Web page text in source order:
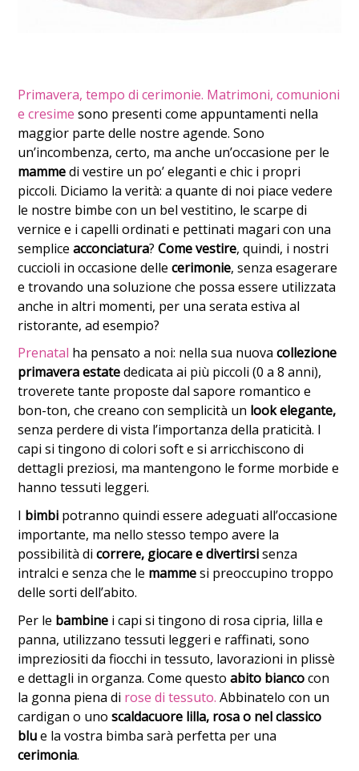
Primavera, tempo di cerimonie. Matrimoni, comunioni
e cresimesono presenti come appuntamenti nella
maggior parte delle nostre agende. Sono
un’incombenza, certo, ma anche un’occasione per le
mammedi vestire un po’ eleganti e chic i propri
piccoli. Diciamo la verità: a quante di noi piace vedere
le nostre bimbe con un bel vestitino, le scarpe di
vernice e i capelli ordinati e pettinati magari con una
sempliceacconciatura?Come vestire, quindi, i nostri
cuccioli in occasione dellecerimonie, senza esagerare
e trovando una soluzione che possa essere utilizzata
anche in altri momenti, per una serata estiva al
ristorante, ad esempio?
Prenatal ha pensato a noi: nella sua nuovacollezione
primavera estatededicata ai più piccoli (0 a 8 anni),
troverete tante proposte dal sapore romantico e
bon-ton, che creano con semplicità un look elegante,
senza perdere di vista l’importanza della praticità. I
capi si tingono di colori soft e si arricchiscono di
dettagli preziosi, ma mantengono le forme morbide e
hanno tessuti leggeri.
I bimbi potranno quindi essere adeguati all’occasione
importante, ma nello stesso tempo avere la
possibilità dicorrere, giocare e divertirsisenza
intralci e senza che le mammesi preoccupino troppo
delle sorti dell’abito.
Per le bambine i capi si tingono di rosa cipria, lilla e
panna, utilizzano tessuti leggeri e raffinati, sono
impreziositi da fiocchi in tessuto, lavorazioni in plissè
e dettagli in organza. Come questoabito biancocon
la gonna piena di rose di tessuto. Abbinatelo con un
cardigan o uno scaldacuore lilla, rosa o nel classico
blue la vostra bimba sarà perfetta per una
cerimonia.